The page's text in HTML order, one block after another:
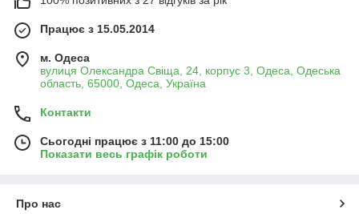
Працює з 15.05.2014
м. Одеса
вулиця Олександра Свіща, 24, корпус 3, Одеса, Одеська
область, 65000, Одеса, Україна
Контакти
Сьогодні працює з 11:00 до 15:00
Показати весь графік роботи
Про нас